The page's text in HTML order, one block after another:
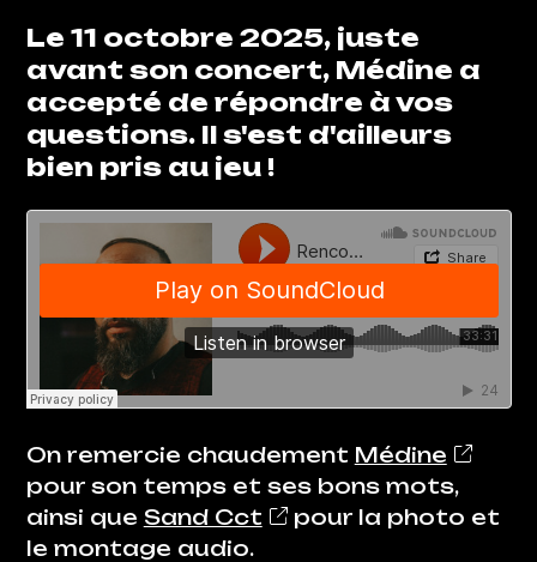
Le 11 octobre 2025, juste
avant son concert, Médine a
accepté de répondre à vos
questions. Il s'est d'ailleurs
bien pris au jeu !
Url soundcloud
On remercie chaudement Médine
pour son temps et ses bons mots,
ainsi que Sand Cct
pour la photo et
le montage audio.